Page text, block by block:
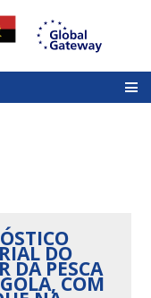
DO
DA PESCA
COM